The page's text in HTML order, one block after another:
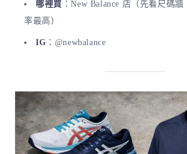
哪裡買 ：New Balance 店（先看尺碼
率最高）
IG ：@newbalance